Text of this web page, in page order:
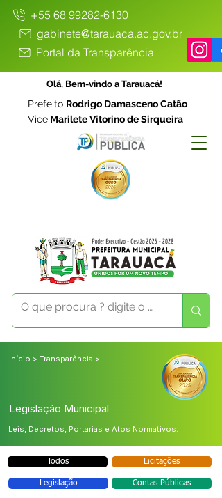
+55 68 99282-6130
gabinete@tarauaca.ac.gov.br
Portal da Transparência
Olá, Bem-vindo a Tarauacá!
Prefeito Rodrigo Damasceno Catão
Vice Marilete Vitorino de Sirqueira
Início > Transparência >
Legislação Municipal
Leis, Decretos, Portarias e Atos Normativos.
Todos
Legislação
Licitações
Contas Públicas